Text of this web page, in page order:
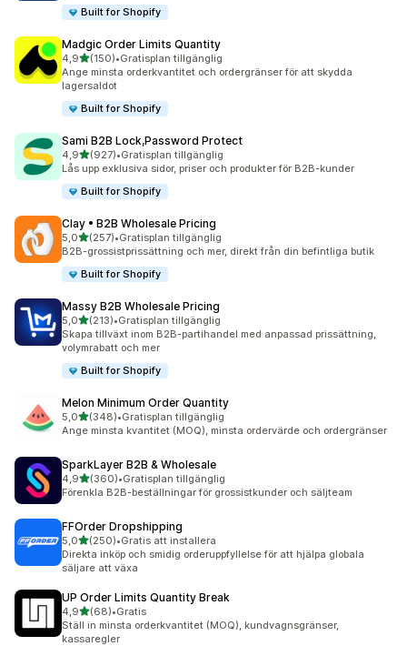
Built for Shopify
Madgic Order Limits Quantity
4,9av 5 stjärnor
(150)
150 recensioner totalt
•Gratisplan tillgänglig
Ange minsta orderkvantitet och ordergränser för att skydda
lagersaldot
Built for Shopify
Sami B2B Lock,Password Protect
4,9av 5 stjärnor
(927)
927 recensioner totalt
•Gratisplan tillgänglig
Lås upp exklusiva sidor, priser och produkter för B2B-kunder
Built for Shopify
Clay • B2B Wholesale Pricing
5,0av 5 stjärnor
(257)
257 recensioner totalt
•Gratisplan tillgänglig
B2B-grossistprissättning och mer, direkt från din befintliga butik
Built for Shopify
Massy B2B Wholesale Pricing
5,0av 5 stjärnor
(213)
213 recensioner totalt
•Gratisplan tillgänglig
Skapa tillväxt inom B2B-partihandel med anpassad prissättning,
volymrabatt och mer
Built for Shopify
Melon Minimum Order Quantity
5,0av 5 stjärnor
(348)
348 recensioner totalt
•Gratisplan tillgänglig
Ange minsta kvantitet (MOQ), minsta ordervärde och ordergränser
SparkLayer B2B & Wholesale
4,9av 5 stjärnor
(360)
360 recensioner totalt
•Gratisplan tillgänglig
Förenkla B2B-beställningar för grossistkunder och säljteam
FFOrder Dropshipping
5,0av 5 stjärnor
(250)
250 recensioner totalt
•Gratis att installera
Direkta inköp och smidig orderuppfyllelse för att hjälpa globala
säljare att växa
UP Order Limits Quantity Break
4,9av 5 stjärnor
(68)
68 recensioner totalt
•Gratis
Ställ in minsta orderkvantitet (MOQ), kundvagnsgränser,
kassaregler